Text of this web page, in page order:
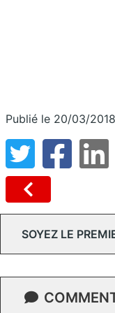
Publié le 20/03/
SOYEZ LE